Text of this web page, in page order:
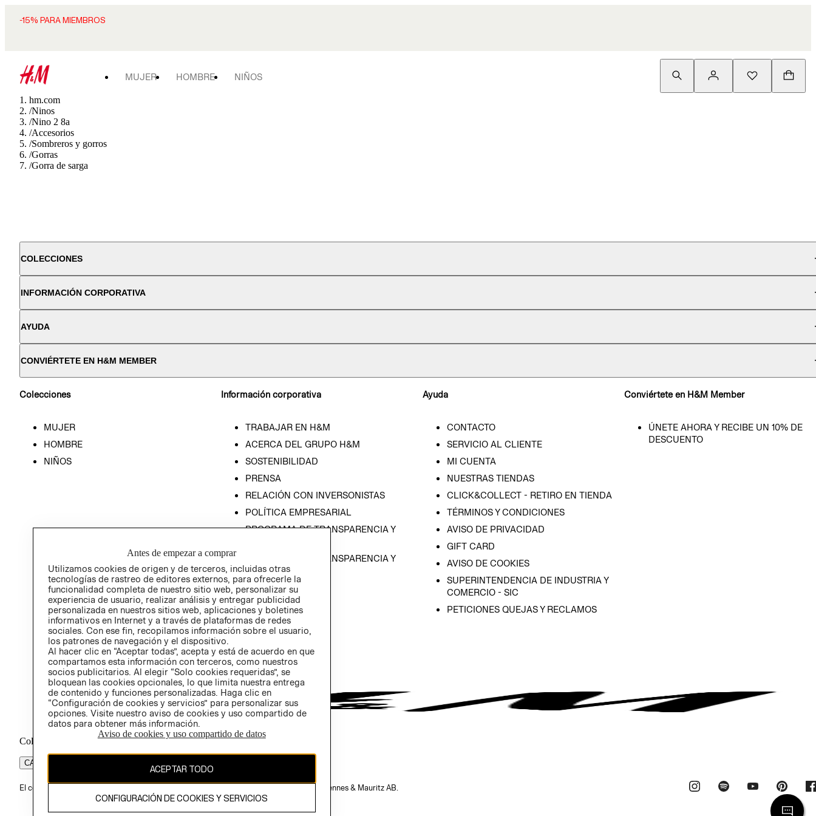
-15% PARA MIEMBROS
MUJER HOMBRE NIÑOS
hm.com
/Ninos
/Nino 2 8a
/Accesorios
/Sombreros y gorros
/Gorras
/Gorra de sarga
COLECCIONES
INFORMACIÓN CORPORATIVA
AYUDA
CONVIÉRTETE EN H&M MEMBER
Colecciones
MUJER
HOMBRE
NIÑOS
Información corporativa
TRABAJAR EN H&M
ACERCA DEL GRUPO H&M
SOSTENIBILIDAD
PRENSA
RELACIÓN CON INVERSONISTAS
POLÍTICA EMPRESARIAL
PROGRAMA DE TRANSPARENCIA Y
PROGRAMA DE TRANSPARENCIA Y
ÉTICA (INGLÉS)
Ayuda
CONTACTO
SERVICIO AL CLIENTE
MI CUENTA
NUESTRAS TIENDAS
CLICK&COLLECT - RETIRO EN TIENDA
TÉRMINOS Y CONDICIONES
AVISO DE PRIVACIDAD
GIFT CARD
AVISO DE COOKIES
SUPERINTENDENCIA DE INDUSTRIA Y
COMERCIO - SIC
PETICIONES QUEJAS Y RECLAMOS
Conviértete en H&M Member
ÚNETE AHORA Y RECIBE UN 10% DE
DESCUENTO
Colombia ($)
CAMBIAR REGIÓN
El contenido de esta página web está protegido por copyright y es propiedad de H&M Hennes & Mauritz AB.
Antes de empezar a comprar
Utilizamos cookies de origen y de terceros, incluidas otras
tecnologías de rastreo de editores externos, para ofrecerle la
funcionalidad completa de nuestro sitio web, personalizar su
experiencia de usuario, realizar análisis y entregar publicidad
personalizada en nuestros sitios web, aplicaciones y boletines
informativos en Internet y a través de plataformas de redes
sociales. Con ese fin, recopilamos información sobre el usuario,
los patrones de navegación y el dispositivo.
Al hacer clic en “Aceptar todas”, acepta y está de acuerdo en que
compartamos esta información con terceros, como nuestros
socios publicitarios. Al elegir “Solo cookies requeridas”, se
bloquean las cookies opcionales, lo que limita nuestra entrega
de contenido y funciones personalizadas. Haga clic en
“Configuración de cookies y servicios” para personalizar sus
opciones. Visite nuestro aviso de cookies y uso compartido de
datos para obtener más información.
Aviso de cookies y uso compartido de datos
ACEPTAR TODO
CONFIGURACIÓN DE COOKIES Y SERVICIOS